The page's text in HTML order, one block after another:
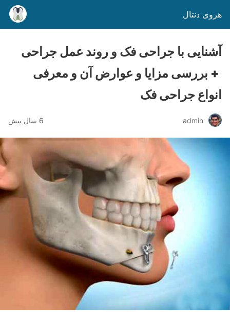
هروی دنتال
آشنایی با جراحی فک و روند عمل جراحی
+ بررسی مزایا و عوارض آن و معرفی
انواع جراحی فک
admin 6 سال پیش